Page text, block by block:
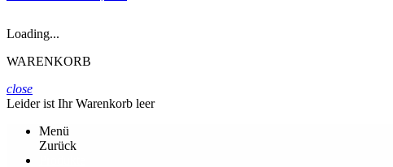
Loading...
WARENKORB
close
Leider ist Ihr Warenkorb leer
Menü
Zurück